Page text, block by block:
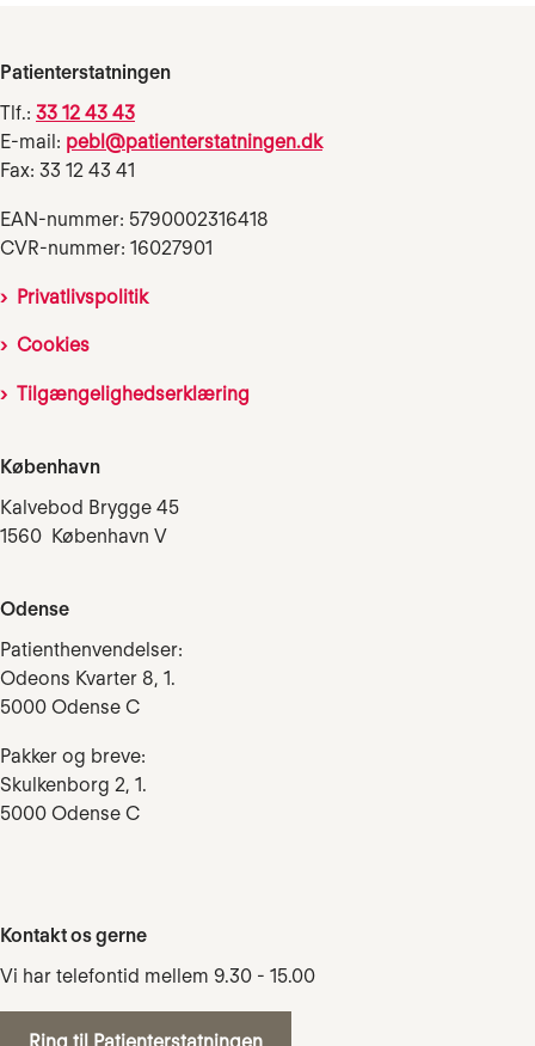
Patienterstatningen
Tlf.: 33 12 43 43
E-mail: pebl@patienterstatningen.dk
Fax: 33 12 43 41
EAN-nummer: 5790002316418
CVR-nummer: 16027901
Privatlivspolitik
Cookies
Tilgængelighedserklæring
København
Kalvebod Brygge 45
1560 København V
Odense
Patienthenvendelser:
Odeons Kvarter 8, 1.
5000 Odense C
Pakker og breve:
Skulkenborg 2, 1.
5000 Odense C
Kontakt os gerne
Vi har telefontid mellem 9.30 - 15.00
Ring til Patienterstatningen